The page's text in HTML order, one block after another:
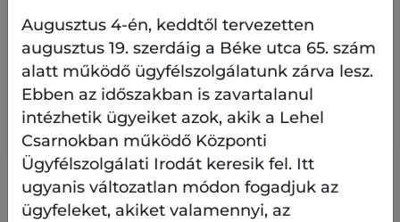
Művelődési Központ 2027. évi
programjaira
A RaM - Radnóti Miklós Művelődési Központ
2027. évi programjaira vonatkozóan pályázatot
hirdetünk.
További pályázatok
Augusztus 4-én, keddtől tervezetten
augusztus 19. szerdáig a Béke utca 65. szám
alatt működő ügyfélszolgálatunk zárva lesz.
Ebben az időszakban is zavartalanul
intézhetik ügyeiket azok, akik a Lehel
Csarnokban működő Központi
Ügyfélszolgálati Irodát keresik fel. Itt
ugyanis változatlan módon fogadjuk az
ügyfeleket, akiket valamennyi, az